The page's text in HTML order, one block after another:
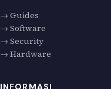
→ Guides
→ Software
→ Security
→ Hardware
INFORMASI